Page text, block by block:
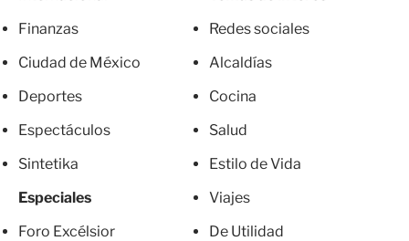
Finanzas
Ciudad de México
Deportes
Espectáculos
Sintetika
Especiales
Foro Excélsior
Redes sociales
Alcaldías
Cocina
Salud
Estilo de Vida
Viajes
De Utilidad